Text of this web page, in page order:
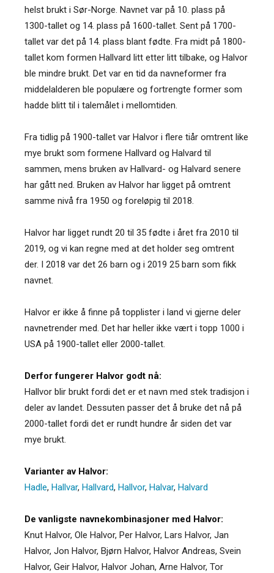
helst brukt i Sør-Norge. Navnet var på 10. plass på
1300-tallet og 14. plass på 1600-tallet. Sent på 1700-
tallet var det på 14. plass blant fødte. Fra midt på 1800-
tallet kom formen Hallvard litt etter litt tilbake, og Halvor
ble mindre brukt. Det var en tid da navneformer fra
middelalderen ble populære og fortrengte former som
hadde blitt til i talemålet i mellomtiden.
Fra tidlig på 1900-tallet var Halvor i flere tiår omtrent like
mye brukt som formene Hallvard og Halvard til
sammen, mens bruken av Hallvard- og Halvard senere
har gått ned. Bruken av Halvor har ligget på omtrent
samme nivå fra 1950 og foreløpig til 2018.
Halvor har ligget rundt 20 til 35 fødte i året fra 2010 til
2019, og vi kan regne med at det holder seg omtrent
der. I 2018 var det 26 barn og i 2019 25 barn som fikk
navnet.
Halvor er ikke å finne på topplister i land vi gjerne deler
navnetrender med. Det har heller ikke vært i topp 1000 i
USA på 1900-tallet eller 2000-tallet.
Derfor fungerer Halvor godt nå:
Hallvor blir brukt fordi det er et navn med stek tradisjon i
deler av landet. Dessuten passer det å bruke det nå på
2000-tallet fordi det er rundt hundre år siden det var
mye brukt.
Varianter av Halvor:
Hadle, Hallvar, Hallvard, Hallvor, Halvar, Halvard
De vanligste navnekombinasjoner med Halvor:
Knut Halvor, Ole Halvor, Per Halvor, Lars Halvor, Jan
Halvor, Jon Halvor, Bjørn Halvor, Halvor Andreas, Svein
Halvor, Geir Halvor, Halvor Johan, Arne Halvor, Tor